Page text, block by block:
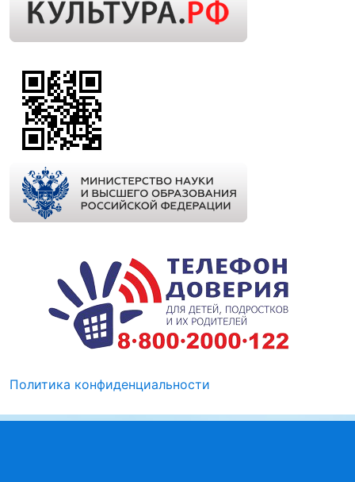
Политика конфиденциальности